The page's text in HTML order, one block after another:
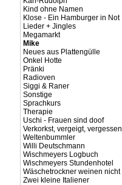
Kind ohne Namen
Klose - Ein Hamburger in Not
Lieder + Jingles
Megamarkt
Mike
Neues aus Plattengülle
Onkel Hotte
Pränki
Radioven
Siggi & Raner
Sonstige
Sprachkurs
Therapie
Uschi - Frauen sind doof
Verkorkst, vergeigt, vergessen
Weltenbummler
Willi Deutschmann
Wischmeyers Logbuch
Wischmeyers Stundenhotel
Wäschetrockner weinen nicht
Zwei kleine Italiener